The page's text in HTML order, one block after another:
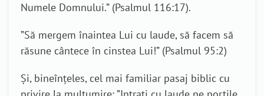
Numele Domnului.” (Psalmul 116:17).
”Să mergem înaintea Lui cu laude, să facem să
răsune cântece în cinstea Lui!” (Psalmul 95:2)
Și, bineînțeles, cel mai familiar pasaj biblic cu